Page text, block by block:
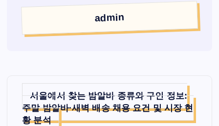
admin
탐
서울에서 찾는 밤알바 종류와 구인 정보:
주말 밤알바·새벽 배송 채용 요건 및 시장 현
황 분석